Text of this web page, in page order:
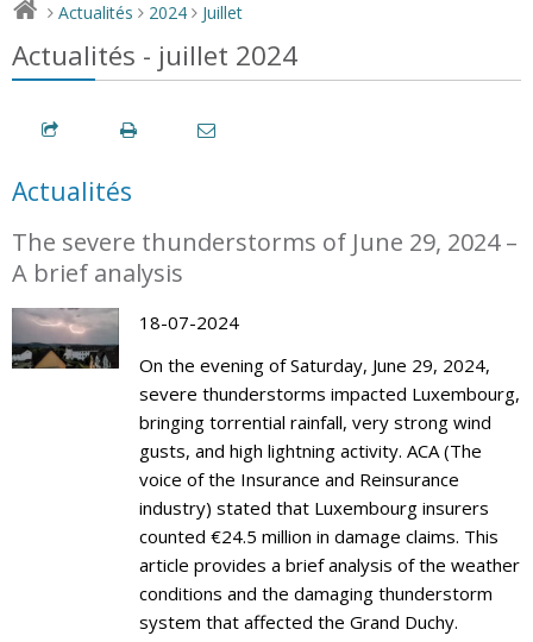
> Actualités > 2024 > Juillet
Actualités - juillet 2024
Actualités
The severe thunderstorms of June 29, 2024 –
A brief analysis
18-07-2024
On the evening of Saturday, June 29, 2024,
severe thunderstorms impacted Luxembourg,
bringing torrential rainfall, very strong wind
gusts, and high lightning activity. ACA (The
voice of the Insurance and Reinsurance
industry) stated that Luxembourg insurers
counted €24.5 million in damage claims. This
article provides a brief analysis of the weather
conditions and the damaging thunderstorm
system that affected the Grand Duchy.